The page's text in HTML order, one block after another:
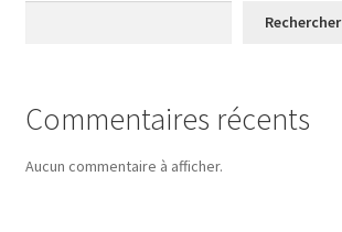
Rechercher
Commentaires récents
Aucun commentaire à afficher.